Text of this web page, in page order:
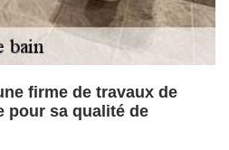
firme de travaux de
pour sa qualité de